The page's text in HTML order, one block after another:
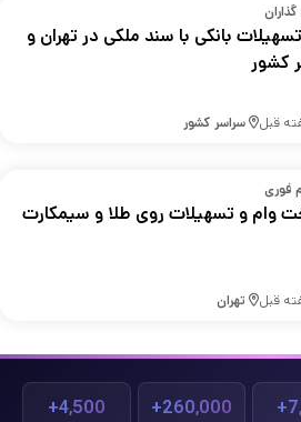
تسهیلات بانکی با سند ملکی در تهران و
کشور
سراسر کشور
فوری
وام و تسهیلات روی طلا و سیمکارت
تهران
260,000+
4,500+